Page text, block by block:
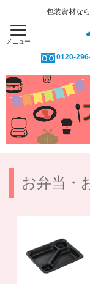
包装資材な
メニュー
0120-
お弁当・